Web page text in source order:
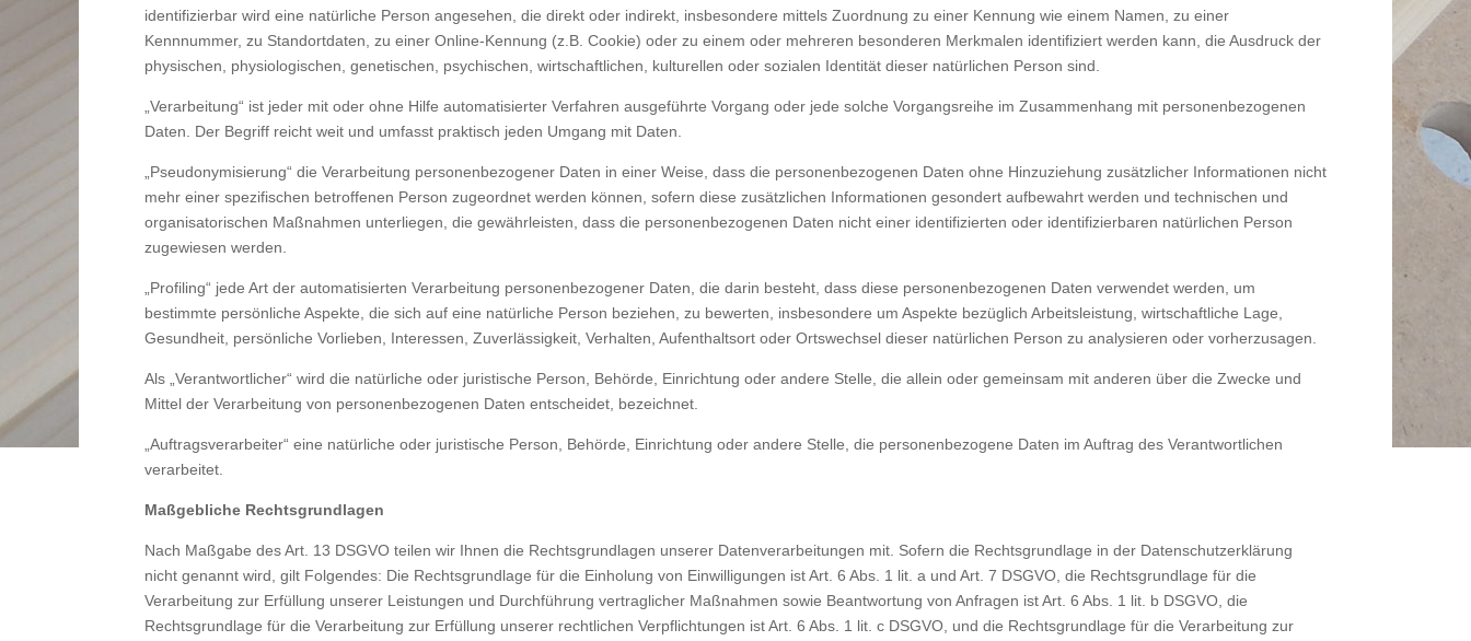
identifizierbar wird eine natürliche Person angesehen, die direkt oder indirekt, insbesondere mittels Zuordnung zu einer Kennung wie einem Namen, zu einer
Kennnummer, zu Standortdaten, zu einer Online-Kennung (z.B. Cookie) oder zu einem oder mehreren besonderen Merkmalen identifiziert werden kann, die Ausdruck der
physischen, physiologischen, genetischen, psychischen, wirtschaftlichen, kulturellen oder sozialen Identität dieser natürlichen Person sind.
„Verarbeitung“ ist jeder mit oder ohne Hilfe automatisierter Verfahren ausgeführte Vorgang oder jede solche Vorgangsreihe im Zusammenhang mit personenbezogenen
Daten. Der Begriff reicht weit und umfasst praktisch jeden Umgang mit Daten.
„Pseudonymisierung“ die Verarbeitung personenbezogener Daten in einer Weise, dass die personenbezogenen Daten ohne Hinzuziehung zusätzlicher Informationen nicht
mehr einer spezifischen betroffenen Person zugeordnet werden können, sofern diese zusätzlichen Informationen gesondert aufbewahrt werden und technischen und
organisatorischen Maßnahmen unterliegen, die gewährleisten, dass die personenbezogenen Daten nicht einer identifizierten oder identifizierbaren natürlichen Person
zugewiesen werden.
„Profiling“ jede Art der automatisierten Verarbeitung personenbezogener Daten, die darin besteht, dass diese personenbezogenen Daten verwendet werden, um
bestimmte persönliche Aspekte, die sich auf eine natürliche Person beziehen, zu bewerten, insbesondere um Aspekte bezüglich Arbeitsleistung, wirtschaftliche Lage,
Gesundheit, persönliche Vorlieben, Interessen, Zuverlässigkeit, Verhalten, Aufenthaltsort oder Ortswechsel dieser natürlichen Person zu analysieren oder vorherzusagen.
Als „Verantwortlicher“ wird die natürliche oder juristische Person, Behörde, Einrichtung oder andere Stelle, die allein oder gemeinsam mit anderen über die Zwecke und
Mittel der Verarbeitung von personenbezogenen Daten entscheidet, bezeichnet.
„Auftragsverarbeiter“ eine natürliche oder juristische Person, Behörde, Einrichtung oder andere Stelle, die personenbezogene Daten im Auftrag des Verantwortlichen
verarbeitet.
Maßgebliche Rechtsgrundlagen
Nach Maßgabe des Art. 13 DSGVO teilen wir Ihnen die Rechtsgrundlagen unserer Datenverarbeitungen mit. Sofern die Rechtsgrundlage in der Datenschutzerklärung
nicht genannt wird, gilt Folgendes: Die Rechtsgrundlage für die Einholung von Einwilligungen ist Art. 6 Abs. 1 lit. a und Art. 7 DSGVO, die Rechtsgrundlage für die
Verarbeitung zur Erfüllung unserer Leistungen und Durchführung vertraglicher Maßnahmen sowie Beantwortung von Anfragen ist Art. 6 Abs. 1 lit. b DSGVO, die
Rechtsgrundlage für die Verarbeitung zur Erfüllung unserer rechtlichen Verpflichtungen ist Art. 6 Abs. 1 lit. c DSGVO, und die Rechtsgrundlage für die Verarbeitung zur